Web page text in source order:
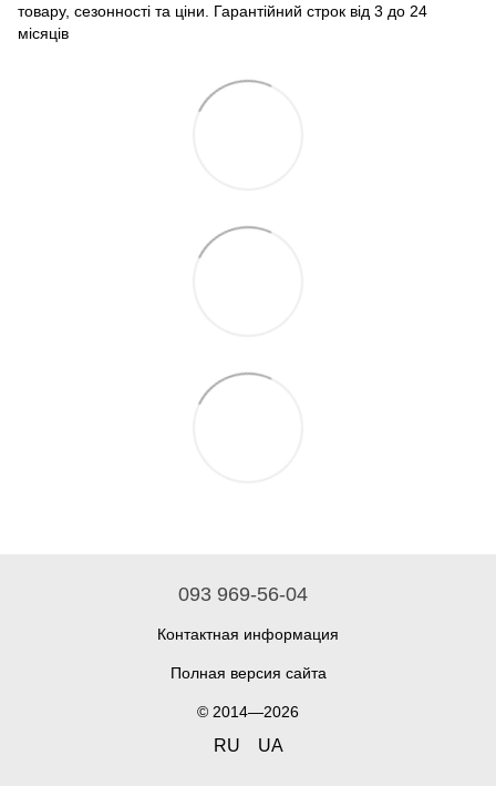
товару, сезонності та ціни. Гарантійний строк від 3 до 24
місяців
093 969-56-04
Контактная информация
Полная версия сайта
© 2014—2026
RU UA